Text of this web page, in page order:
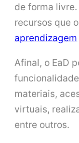
de forma
recursos que o
aprendizagem
Afinal, o EaD
materiais,
virtuais,
entre outros.